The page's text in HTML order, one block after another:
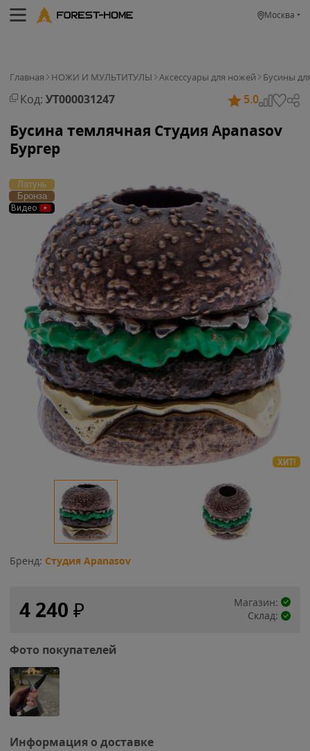
Москва
Главная НОЖИ И МУЛЬТИТУЛЫ Аксессуары для ножей Бусины
Код: УТ000031247 5.0
Бусина темлячная Студия Apanasov
Бургер
Латунь
Бронза
Видео
ХИТ!
Бренд: Студия Apanasov
4 240 ₽
Магазин:
Склад:
Фото покупателей
Информация о доставке